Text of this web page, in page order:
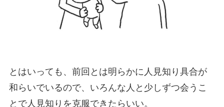
とはいっても、前回とは明らかに人見知り具合が
和らいでいるので、いろんな人と少しずつ会うこ
とで人見知りを克服できたらいい。